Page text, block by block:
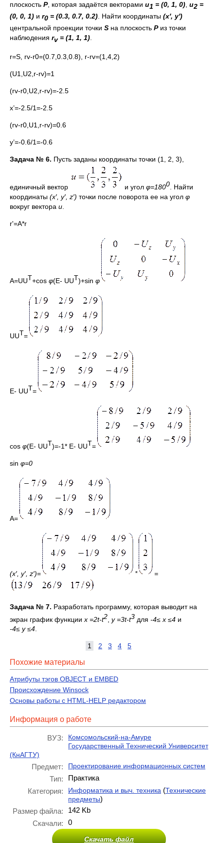
плоскость P, которая задаётся векторами u1 = (0, 1, 0), u2 =
(0, 0, 1) и r0 = (0.3, 0.7, 0.2) . Найти координаты (x′, y′)
центральной проекции точки S на плоскость Pиз точки
наблюдения rv = (1, 1, 1)
r=S, rv-r0=(0.7,0.3,0.8), r-rv=(1,4,2)
(U1,U2,r-rv)=1
(rv-r0,U2,r-rv)=-2.5
x’=-2.5/1=-2.5
(rv-r0,U1,r-rv)=0.6
y’=-0.6/1=-0.6
Задача № 6. Пусть заданы координаты точки (1, 2, 3),
единичный вектор и угол φ=1800 . Найти
координаты (x′, y′, z′) точки после поворота ее на угол φ
вокруг вектора u
r'=A*r
A=UUT+cos φ(E- UUT)+sin φ
UUT=
E- UUT=
cos φ(E- UUT)=-1* E- UUT=
sin φ=0
A=
(x′, y′, z′)= * =
Задача № 7. Разработать программу, которая выводит на
экран график функции x =2t-t2 y=3t-t3 для -4≤ x ≤4 и
-4≤ y≤4.
1 2 3 4 5
Похожие материалы
Атрибуты тэгов OBJECT и EMBED
Происхождение Winsock
Основы работы с HTML-HELP редактором
Информация о работе
ВУЗ:
Комсомольский-на-Амуре
Государственный Технический Университет
(КнАГТУ)
Предмет: Проектирование информационных систем
Тип:
Практика
Категория:
Информатика и выч. техника (Технические
предметы)
Размер файла:
142 Kb
Скачали:
0
Скачать файл